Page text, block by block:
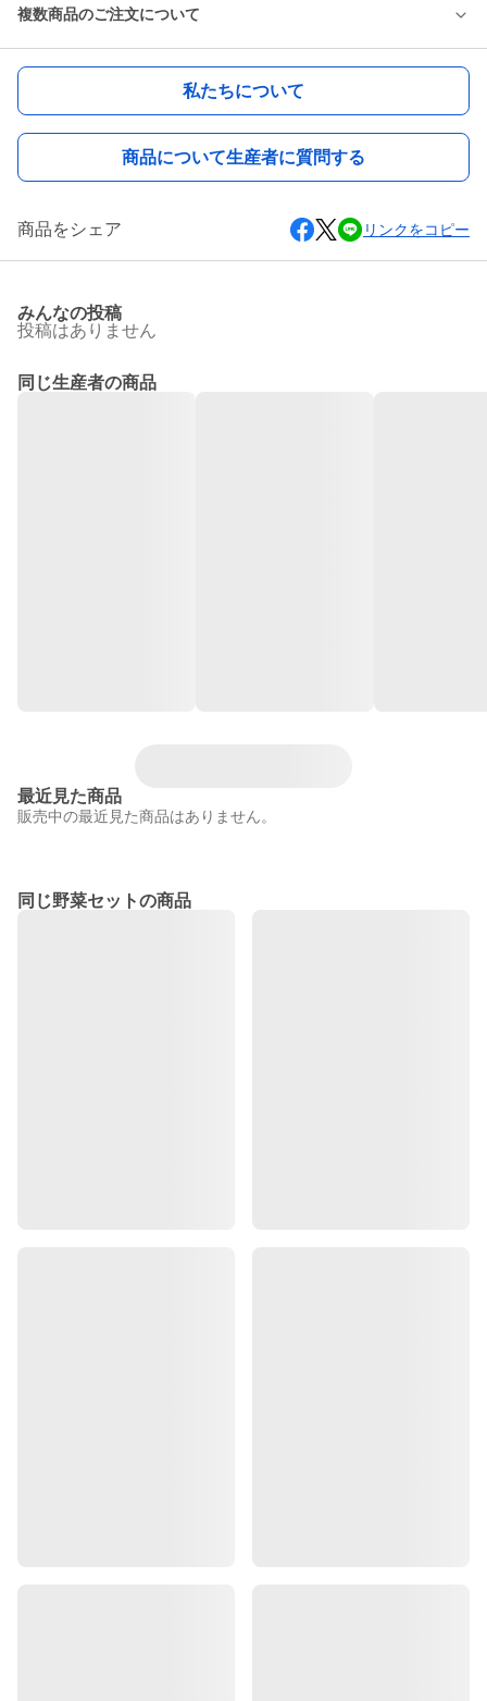
複数商品のご注文について
私たちについて
商品について生産者に質問する
商品をシェア リンクをコピー
みんなの投稿
投稿はありません
同じ生産者の商品
最近見た商品
販売中の最近見た商品はありません。
同じ野菜セットの商品